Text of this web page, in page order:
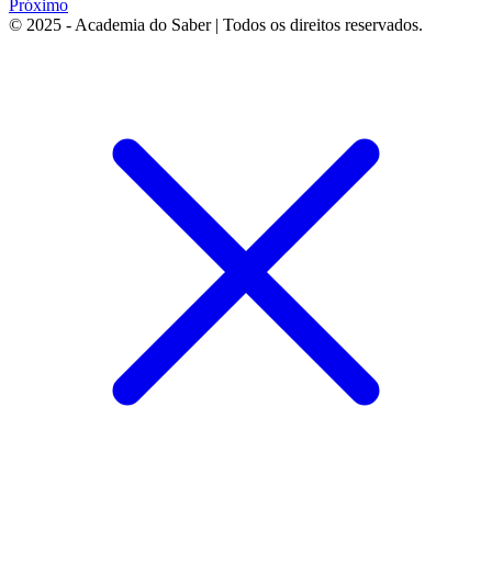
Próximo
© 2025 - Academia do Saber | Todos os direitos reservados.